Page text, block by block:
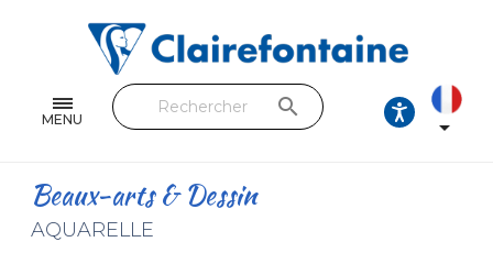
MENU
Feuilles & Copies
Beaux-arts & Dessin
Loisirs créatifs
search

Beaux-arts & Dessin
AQUARELLE